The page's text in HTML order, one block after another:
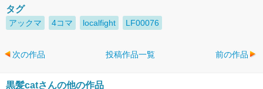
タグ
アックマ 4コマ localfight LF00076
次の作品 投稿作品一覧 前の作品
黒髪catさんの他の作品